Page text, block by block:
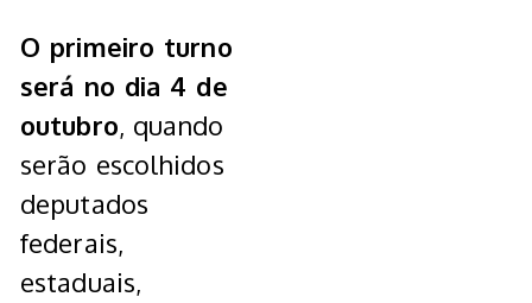
O primeiro turno
será no dia 4 de
outubro, quando
serão escolhidos
deputados
federais,
estaduais,